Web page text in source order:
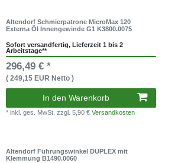
Altendorf Schmierpatrone MicroMax 120
Externa Öl Innengewinde G1 K3800.0075
Sofort versandfertig, Lieferzeit 1 bis 2
Arbeitstage**
296,49 € *
( 249,15 EUR Netto )
In den Warenkorb
* inkl. ges. MwSt.zzgl. 5,90 €Versandkosten
Altendorf Führungswinkel DUPLEX mit
Klemmung B1490.0060